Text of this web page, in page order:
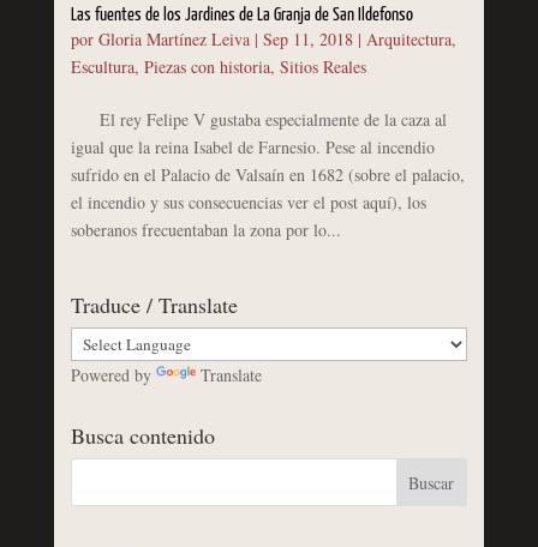
Las fuentes de los Jardines de La Granja de San Ildefonso
por Gloria Martínez Leiva| Sep 11, 2018| Arquitectura,
Escultura, Piezas con historia, Sitios Reales
El rey Felipe V gustaba especialmente de la caza al
igual que la reina Isabel de Farnesio. Pese al incendio
sufrido en el Palacio de Valsaín en 1682 (sobre el palacio,
el incendio y sus consecuencias ver el post aquí), los
soberanos frecuentaban la zona por lo...
Traduce / Translate
Powered by Translate
Busca contenido